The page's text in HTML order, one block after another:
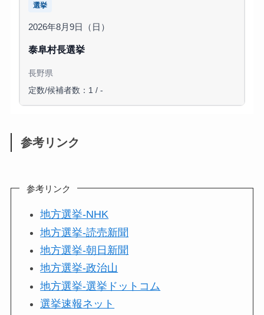
選挙
2026年8月9日（日）
泰阜村長選挙
長野県
定数/候補者数：1 / -
参考リンク
参考リンク
地方選挙-NHK
地方選挙-読売新聞
地方選挙-朝日新聞
地方選挙-政治山
地方選挙-選挙ドットコム
選挙速報ネット